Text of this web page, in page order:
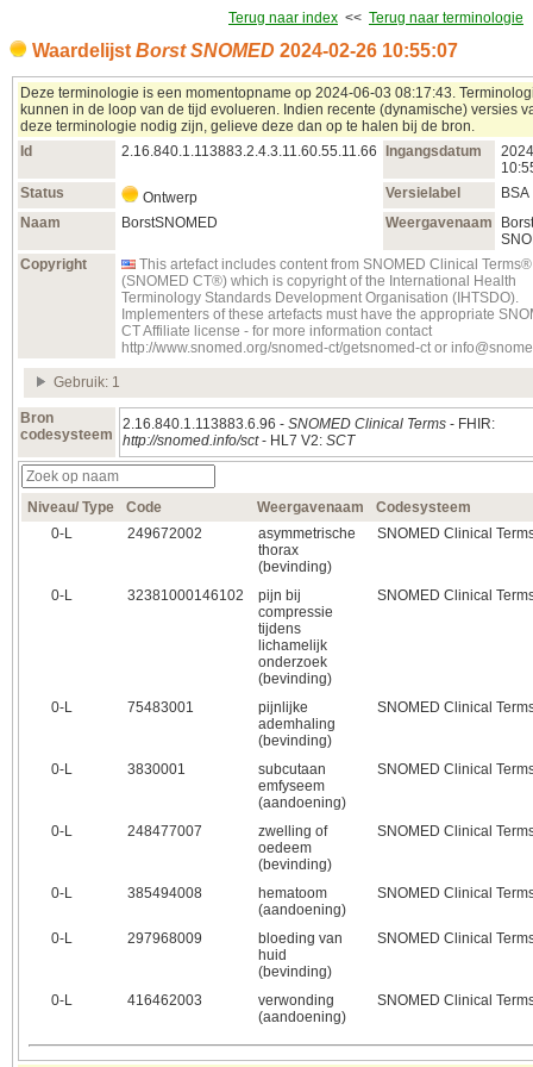
Terug naar index << Terug naar terminologie
Waardelijst Borst SNOMED 2024‑02‑26 10:55:07
Deze terminologie is een momentopname op 2024‑06‑03 08:17:43.
kunnen in de loop van de tijd evolueren. Indien recente (dynamische) versies
deze terminologie nodig zijn, gelieve deze dan op te halen bij de bron.
Id
2.16.840.1.113883.2.4.3.11.60.55.11.66 Ingangsdatum
Status
Ontwerp Versielabel
BSA
Naam
BorstSNOMED Weergavenaam
Borst
Copyright
This artefact includes content from SNOMED Clinical Terms®
(SNOMED CT®) which is copyright of the International Health
Terminology Standards Development Organisation (IHTSDO).
Implementers of these artefacts must have the appropriate
CT Affiliate license - for more information contact
http://www.snomed.org/snomed-ct/getsnomed-ct or
Gebruik: 1
Bron
codesysteem
2.16.840.1.113883.6.96 - SNOMED Clinical Terms - FHIR:
http://snomed.info/sct- HL7 V2: SCT
Niveau/ Type Code Weergavenaam
Codesysteem
0‑L
249672002
asymmetrische
thorax
(bevinding)
SNOMED Clinical
0‑L 32381000146102
pijn bij
compressie
tijdens
lichamelijk
onderzoek
(bevinding)
SNOMED Clinical
0‑L 75483001
pijnlijke
ademhaling
(bevinding)
SNOMED Clinical
0‑L 3830001
subcutaan
emfyseem
(aandoening)
SNOMED Clinical
0‑L 248477007
zwelling of
oedeem
(bevinding)
SNOMED Clinical
0‑L 385494008
hematoom
(aandoening)
SNOMED Clinical
0‑L 297968009
bloeding van
huid
(bevinding)
SNOMED Clinical
0‑L 416462003
verwonding
(aandoening)
SNOMED Clinical